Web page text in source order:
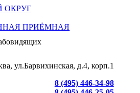
ПРИЁМНАЯ
ул.Барвихинская, д.4, корп.1
8 (495) 446-34-98